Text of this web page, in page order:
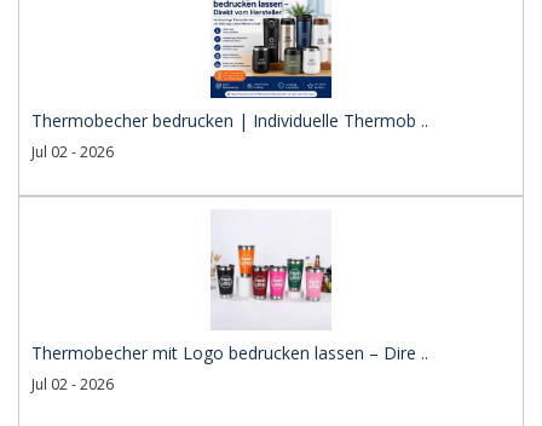
Thermobecher bedrucken | Individuelle Thermob ..
Jul 02 - 2026
Thermobecher mit Logo bedrucken lassen – Dire ..
Jul 02 - 2026